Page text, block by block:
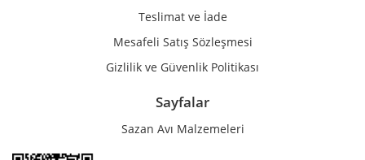
Teslimat ve İade
Mesafeli Satış Sözleşmesi
Gizlilik ve Güvenlik Politikası
Sayfalar
Sazan Avı Malzemeleri